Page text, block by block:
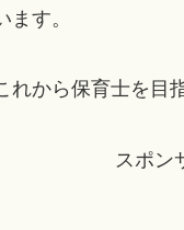
す。
れから保育士を目
スポン